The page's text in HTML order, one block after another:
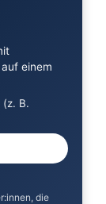
einem
B.
die